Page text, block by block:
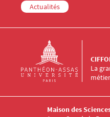
Actualités
La
Maison des